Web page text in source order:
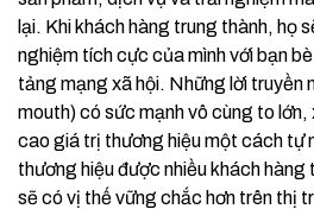
lại. Khi khách hàng trung thành, họ
nghiệm tích cực của mình với bạn
tảng mạng xã hội. Những lời truyền
mouth) có sức mạnh vô cùng to lớn,
cao giá trị thương hiệu một cách tự
thương hiệu được nhiều khách
sẽ có vị thế vững chắc hơn trên thị